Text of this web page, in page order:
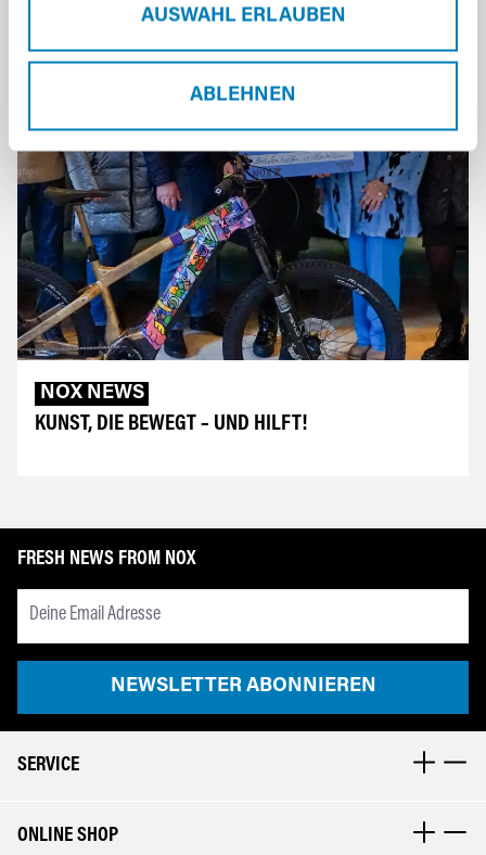
AUSWAHL ERLAUBEN
ABLEHNEN
NOX NEWS
KUNST, DIE BEWEGT – UND HILFT!
FRESH NEWS FROM NOX
Newsletter Email Adresse
NEWSLETTER ABONNIEREN
SERVICE
ONLINE SHOP